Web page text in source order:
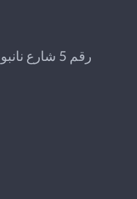
رقم 5 شارع